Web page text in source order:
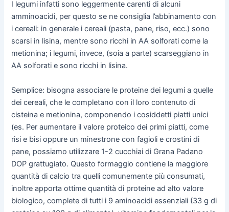
I legumi infatti sono leggermente carenti di alcuni
amminoacidi, per questo se ne consiglia l’abbinamento con
i cereali: in generale i cereali (pasta, pane, riso, ecc.) sono
scarsi in lisina, mentre sono ricchi in AA solforati come la
metionina; i legumi, invece, (soia a parte) scarseggiano in
AA solforati e sono ricchi in lisina.
Semplice: bisogna associare le proteine dei legumi a quelle
dei cereali, che le completano con il loro contenuto di
cisteina e metionina, componendo i cosiddetti piatti unici
(es. Per aumentare il valore proteico dei primi piatti, come
risi e bisi oppure un minestrone con fagioli e crostini di
pane, possiamo utilizzare 1-2 cucchiai di Grana Padano
DOP grattugiato. Questo formaggio contiene la maggiore
quantità di calcio tra quelli comunemente più consumati,
inoltre apporta ottime quantità di proteine ad alto valore
biologico, complete di tutti i 9 aminoacidi essenziali (33 g di